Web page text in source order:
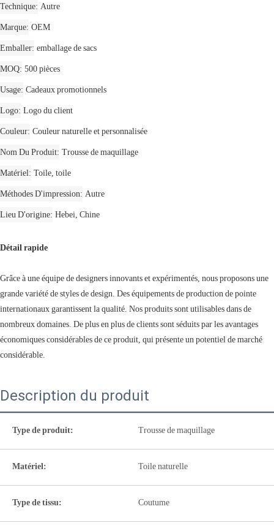
Technique Autre
Marque OEM
Emballer emballage de sacs
MOQ 500 pièces
Usage Cadeaux promotionnels
Logo Logo du client
Couleur Couleur naturelle et personnalisée
Nom Du Produit Trousse de maquillage
Matériel Toile, toile
Méthodes D'impression Autre
Lieu D'origine Hebei, Chine
Détail rapide
Grâce à une équipe de designers innovants et expérimentés, nous proposons une
grande variété de styles de design. Des équipements de production de pointe
internationaux garantissent la qualité. Nos produits sont utilisables dans de
nombreux domaines. De plus en plus de clients sont séduits par les avantages
économiques considérables de ce produit, qui présente un potentiel de marché
considérable.
Description du produit
Type de produit: Trousse de maquillage
Matériel: Toile naturelle
Type de tissu: Coutume